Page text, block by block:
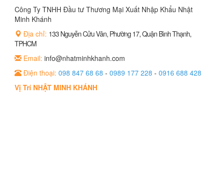
Công Ty TNHH Đầu tư Thương Mại Xuất Nhập Khẩu Nhật
Minh Khánh
Địa chỉ: 133 Nguyễn Cửu Vân, Phường 17, Quận Bình Thạnh,
TPHCM
Email: info@nhatminhkhanh.com
Điện thoại: 098 847 68 68 - 0989 177 228 - 0916 688 428
Vị Trí NHẬT MINH KHÁNH